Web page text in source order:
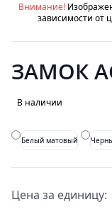
Внимание!
зависимости от
ЗАМОК
В наличии
Белый матовый
Цена за единицу: